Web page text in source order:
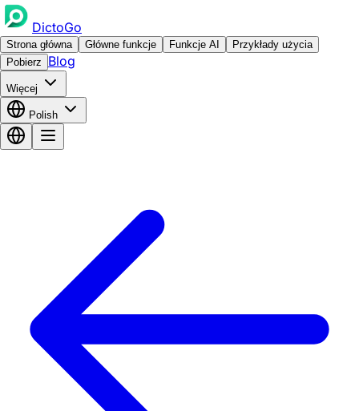
DictoGo
Strona główna Główne funkcje Funkcje AI
Przykłady użycia
Pobierz
Blog
Więcej
Polish